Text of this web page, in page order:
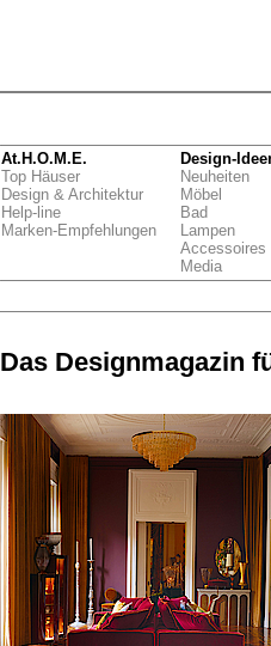
At.H.O.M.E.
Top Häuser
Design & Architektur
Help-line
Marken-Empfehlungen
Design-
Neuheiten
Möbel
Bad
Lampen
Accessoires
Media
Das Designmagazin